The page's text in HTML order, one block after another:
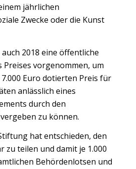
jährlichen
Zwecke oder die Kunst
2018 eine öffentliche
Preises vorgenommen, um
Euro dotierten Preis für
anlässlich eines
durch den
zu können.
hat entschieden, den
zu teilen und damit je 1.000
Behördenlotsen und